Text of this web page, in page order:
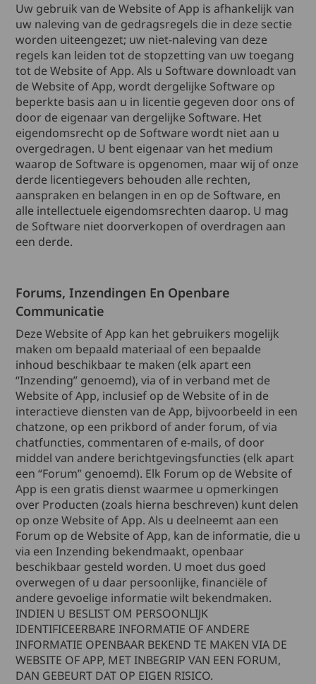
Uw gebruik van de Website of App is afhankelijk van
uw naleving van de gedragsregels die in deze sectie
worden uiteengezet; uw niet-naleving van deze
regels kan leiden tot de stopzetting van uw toegang
tot de Website of App. Als u Software downloadt van
de Website of App, wordt dergelijke Software op
beperkte basis aan u in licentie gegeven door ons of
door de eigenaar van dergelijke Software. Het
eigendomsrecht op de Software wordt niet aan u
overgedragen. U bent eigenaar van het medium
waarop de Software is opgenomen, maar wij of onze
derde licentiegevers behouden alle rechten,
aanspraken en belangen in en op de Software, en
alle intellectuele eigendomsrechten daarop. U mag
de Software niet doorverkopen of overdragen aan
een derde.
Forums, Inzendingen En Openbare
Communicatie
Deze Website of App kan het gebruikers mogelijk
maken om bepaald materiaal of een bepaalde
inhoud beschikbaar te maken (elk apart een
“Inzending” genoemd), via of in verband met de
Website of App, inclusief op de Website of in de
interactieve diensten van de App, bijvoorbeeld in een
chatzone, op een prikbord of ander forum, of via
chatfuncties, commentaren of e-mails, of door
middel van andere berichtgevingsfuncties (elk apart
een “Forum” genoemd). Elk Forum op de Website of
App is een gratis dienst waarmee u opmerkingen
over Producten (zoals hierna beschreven) kunt delen
op onze Website of App. Als u deelneemt aan een
Forum op de Website of App, kan de informatie, die u
via een Inzending bekendmaakt, openbaar
beschikbaar gesteld worden. U moet dus goed
overwegen of u daar persoonlijke, financiële of
andere gevoelige informatie wilt bekendmaken.
INDIEN U BESLIST OM PERSOONLIJK
IDENTIFICEERBARE INFORMATIE OF ANDERE
INFORMATIE OPENBAAR BEKEND TE MAKEN VIA DE
WEBSITE OF APP, MET INBEGRIP VAN EEN FORUM,
DAN GEBEURT DAT OP EIGEN RISICO.